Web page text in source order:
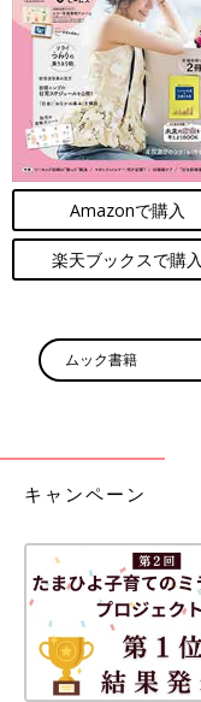
Amazonで購入
楽天ブックスで購入
ムック書籍
キャンペーン